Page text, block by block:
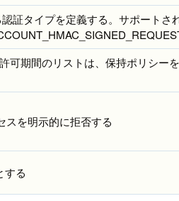
証タイプを定義する。サポートさ
可期間のリストは、保持ポリシー
スを明示的に拒否する
する